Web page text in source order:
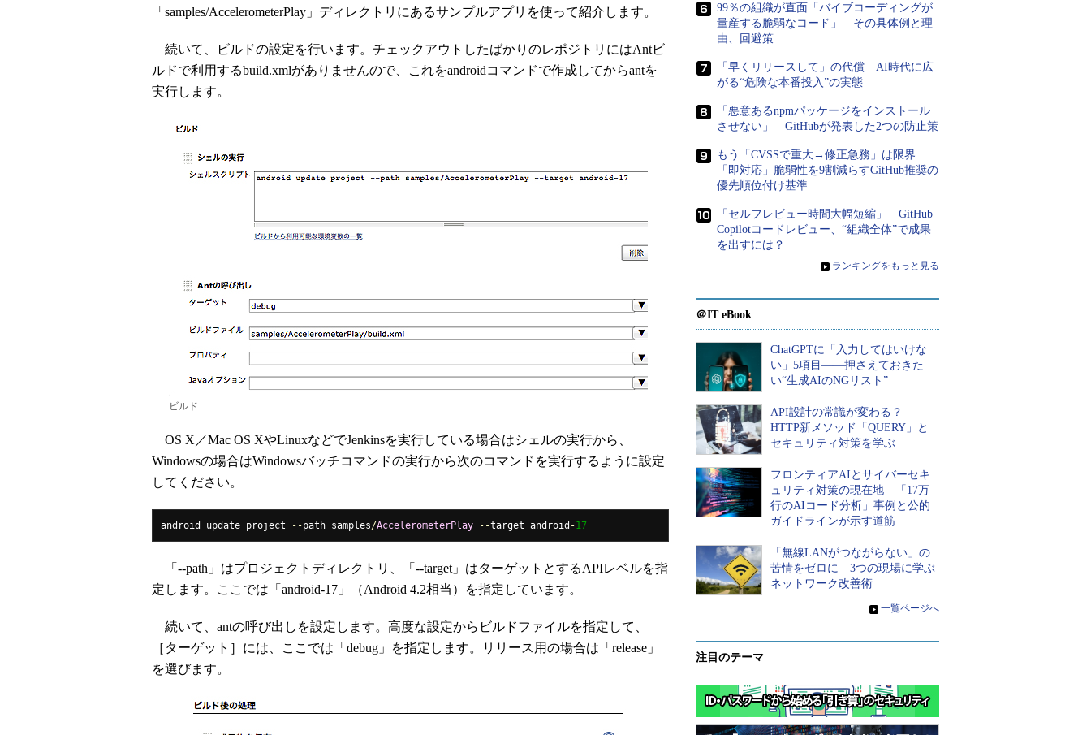
「samples/AccelerometerPlay」ディレクトリにあるサンプルアプリを使って紹介します。
続いて、ビルドの設定を行います。チェックアウトしたばかりのレポジトリにはAntビ
ルドで利用するbuild.xmlがありませんので、これをandroidコマンドで作成してからantを
実行します。
ビルド
OS X／Mac OS XやLinuxなどでJenkinsを実行している場合はシェルの実行から、
Windowsの場合はWindowsバッチコマンドの実行から次のコマンドを実行するように設定
してください。
android update project --path samples/AccelerometerPlay --target android -17
「--path」はプロジェクトディレクトリ、「--target」はターゲットとするAPIレベルを指
定します。ここでは「android-17」（Android 4.2相当）を指定しています。
続いて、antの呼び出しを設定します。高度な設定からビルドファイルを指定して、
［ターゲット］には、ここでは「debug」を指定します。リリース用の場合は「release」
を選びます。
99％の組織が直面「バイブコーディングが
量産する脆弱なコード」 その具体例と理
由、回避策
「早くリリースして」の代償 AI時代に広
がる“危険な本番投入”の実態
「悪意あるnpmパッケージをインストール
させない」 GitHubが発表した2つの防止策
もう「CVSSで重大→修正急務」は限界
「即対応」脆弱性を9割減らすGitHub推奨の
優先順位付け基準
「セルフレビュー時間大幅短縮」 GitHub
Copilotコードレビュー、“組織全体”で成果
を出すには？
» ランキングをもっと見る
＠IT eBook
ChatGPTに「入力してはいけな
い」5項目――押さえておきた
い“生成AIのNGリスト”
API設計の常識が変わる？
HTTP新メソッド「QUERY」と
セキュリティ対策を学ぶ
フロンティアAIとサイバーセキ
ュリティ対策の現在地 「17万
行のAIコード分析」事例と公的
ガイドラインが示す道筋
「無線LANがつながらない」の
苦情をゼロに 3つの現場に学ぶ
ネットワーク改善術
» 一覧ページへ
注目のテーマ